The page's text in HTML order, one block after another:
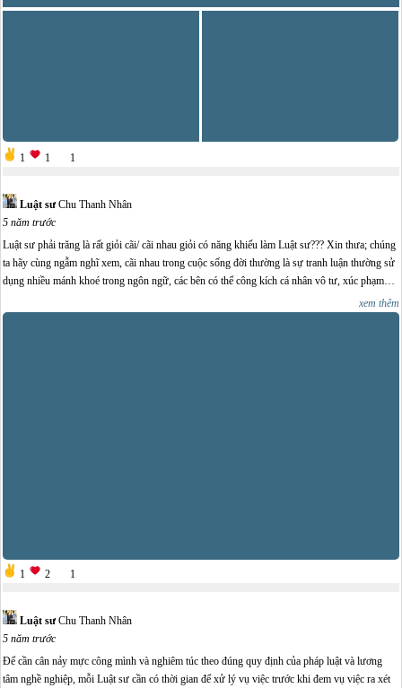
1 1 1
Luật sưChu Thanh Nhân
5 năm trước
Luật sư phải trăng là rất giỏi cãi/ cãi nhau giỏi có năng khiếu làm Luật sư??? Xin thưa; chúng
ta hãy cùng ngẫm nghĩ xem, cãi nhau trong cuộc sống đời thường là sự tranh luận thường sử
dụng nhiều mánh khoé trong ngôn ngữ, các bên có thể công kích cá nhân vô tư, xúc phạm
nhau là chuyện thường trong cãi vã và không cần áp dụng một quy tắc nào của logic học cả.
Mục đích cuối cùng là thỏa mãn cá nhân... Trái lại với việc cãi nhau, làm nghề Luật sư bạn
xem thêm
1 2 1
Luật sưChu Thanh Nhân
5 năm trước
Để cần cân nảy mực công mình và nghiêm túc theo đúng quy định của pháp luật và lương
tâm nghề nghiệp, mỗi Luật sư cần có thời gian để xử lý vụ việc trước khi đem vụ việc ra xét